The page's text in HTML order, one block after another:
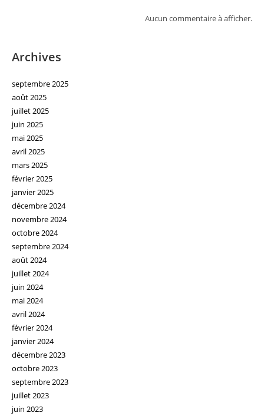
Aucun commentaire à afficher.
Archives
septembre 2025
août 2025
juillet 2025
juin 2025
mai 2025
avril 2025
mars 2025
février 2025
janvier 2025
décembre 2024
novembre 2024
octobre 2024
septembre 2024
août 2024
juillet 2024
juin 2024
mai 2024
avril 2024
février 2024
janvier 2024
décembre 2023
octobre 2023
septembre 2023
juillet 2023
juin 2023